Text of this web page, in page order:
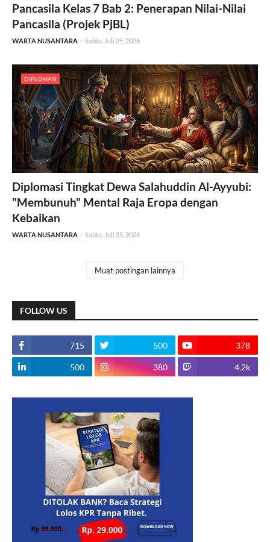
Pancasila Kelas 7 Bab 2: Penerapan Nilai-Nilai
Pancasila (Projek PjBL)
WARTA NUSANTARA - Sabtu, Juli 25, 2026
DIPLOMASI
Diplomasi Tingkat Dewa Salahuddin Al-Ayyubi:
"Membunuh" Mental Raja Eropa dengan
Kebaikan
WARTA NUSANTARA - Sabtu, Juli 25, 2026
Muat postingan lainnya
FOLLOW US
715 500 378
500 380 4.2k